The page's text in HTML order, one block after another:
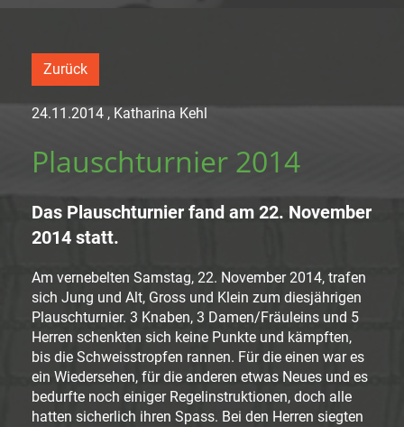
Zurück
24.11.2014 , Katharina Kehl
Plauschturnier 2014
Das Plauschturnier fand am 22. November
2014 statt.
Am vernebelten Samstag, 22. November 2014, trafen
sich Jung und Alt, Gross und Klein zum diesjährigen
Plauschturnier. 3 Knaben, 3 Damen/Fräuleins und 5
Herren schenkten sich keine Punkte und kämpften,
bis die Schweisstropfen rannen. Für die einen war es
ein Wiedersehen, für die anderen etwas Neues und es
bedurfte noch einiger Regelinstruktionen, doch alle
hatten sicherlich ihren Spass. Bei den Herren siegten